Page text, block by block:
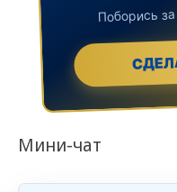
Поборись
Мини-чат